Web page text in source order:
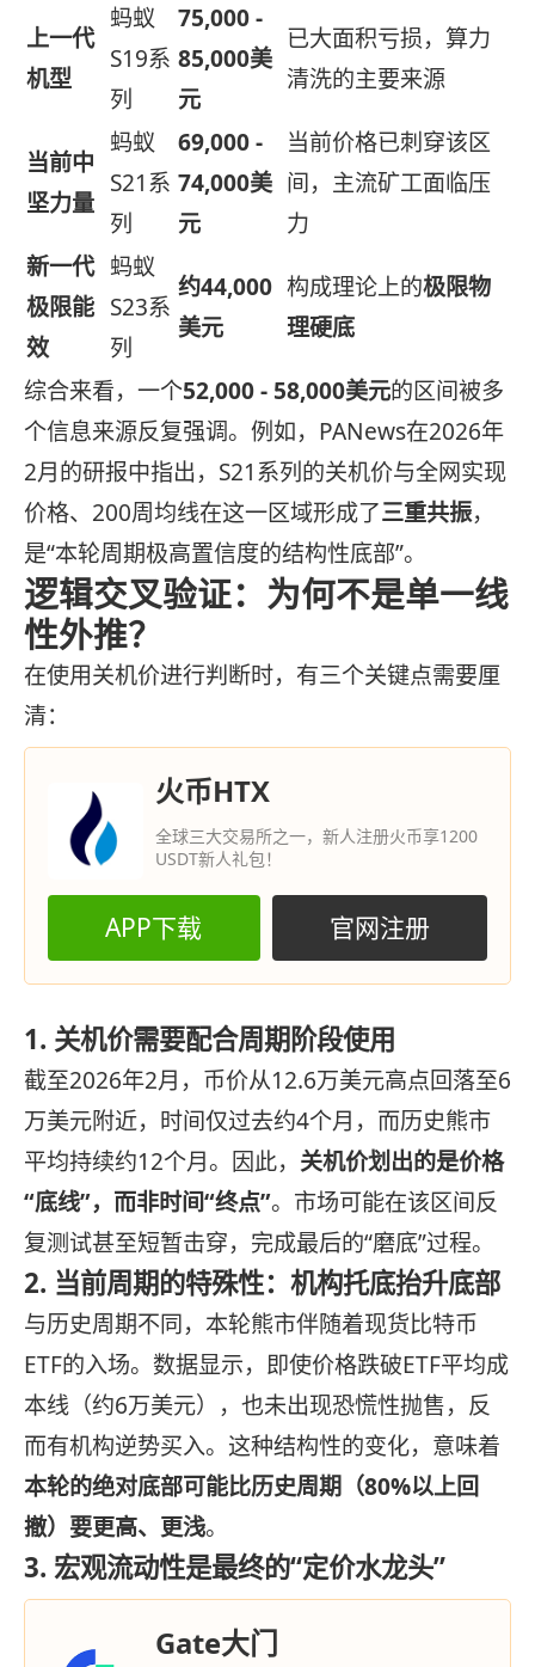
上一代
机型
蚂蚁
S19系
列
75,000 -
85,000美
元
已大面积亏损，算力
清洗的主要来源
当前中
坚力量
蚂蚁
S21系
列
69,000 -
74,000美
元
当前价格已刺穿该区
间，主流矿工面临压
力
新一代
极限能
效
蚂蚁
S23系
列
约44,000
美元
构成理论上的极限物
理硬底
综合来看，一个52,000 - 58,000美元的区间被多
个信息来源反复强调。例如，PANews在2026年
2月的研报中指出，S21系列的关机价与全网实现
价格、200周均线在这一区域形成了三重共振，
是“本轮周期极高置信度的结构性底部”。
逻辑交叉验证：为何不是单一线
性外推？
在使用关机价进行判断时，有三个关键点需要厘
清：
火币HTX
全球三大交易所之一，新人注册火币享1200
USDT新人礼包！
APP下载 官网注册
1. 关机价需要配合周期阶段使用
截至2026年2月，币价从12.6万美元高点回落至6
万美元附近，时间仅过去约4个月，而历史熊市
平均持续约12个月。因此， 关机价划出的是价格
“底线”，而非时间“终点”。市场可能在该区间反
复测试甚至短暂击穿，完成最后的“磨底”过程。
2. 当前周期的特殊性：机构托底抬升底部
与历史周期不同，本轮熊市伴随着现货比特币
ETF的入场。数据显示，即使价格跌破ETF平均成
本线（约6万美元），也未出现恐慌性抛售，反
而有机构逆势买入。这种结构性的变化，意味着
本轮的绝对底部可能比历史周期（80%以上回
撤）要更高、更浅。
3. 宏观流动性是最终的“定价水龙头”
Gate大门